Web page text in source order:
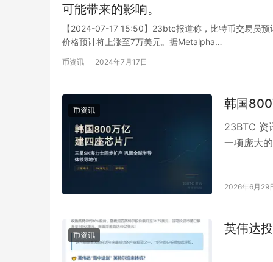
可能带来的影响。
【2024-07-17 15:50】23btc报道称，比特币交易员
价格预计将上涨至7万美元。据Metalpha…
币资讯 2024年7月17日
币资讯 韩国
23BTC 资
一项庞大
2026年6月29
币资讯 英伟达